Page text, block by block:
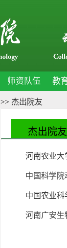
师资队伍 教
>> 杰出院友
杰出院友
河南农业
中国科学
中国农业
河南广安